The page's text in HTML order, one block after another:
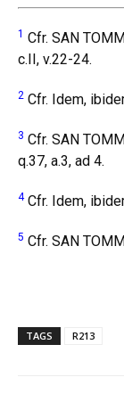
1 Cfr. SAN
c.II, v.22-24.
2 Cfr. Idem,
3 Cfr. SAN
q.37, a.3, ad 4.
4Cfr. Idem,
5 Cfr. SAN
TAGS R213